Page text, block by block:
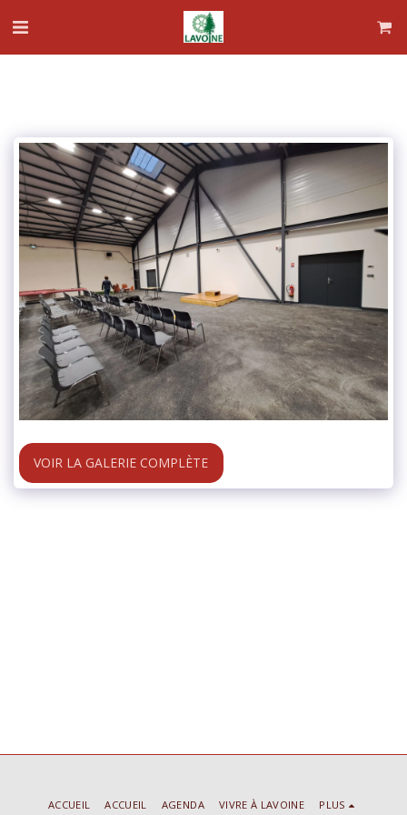
VOIR LA GALERIE COMPLÈTE
ACCUEIL ACCUEIL AGENDA VIVRE À LAVOINE PLUS